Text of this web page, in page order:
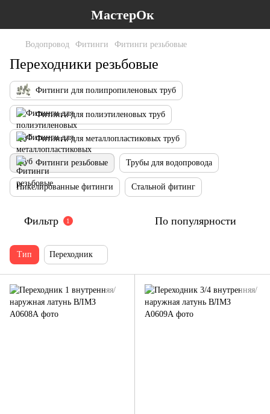
МастерОк
Водопровод Фитинги Фитинги резьбовые
Переходники резьбовые
Фитинги для полипропиленовых труб
Фитинги для полиэтиленовых труб
Фитинги для металлопластиковых труб
Фитинги резьбовые Трубы для водопровода
Никелированные фитинги Стальной фитинг
Фильтр 1 По популярности
Тип Переходник